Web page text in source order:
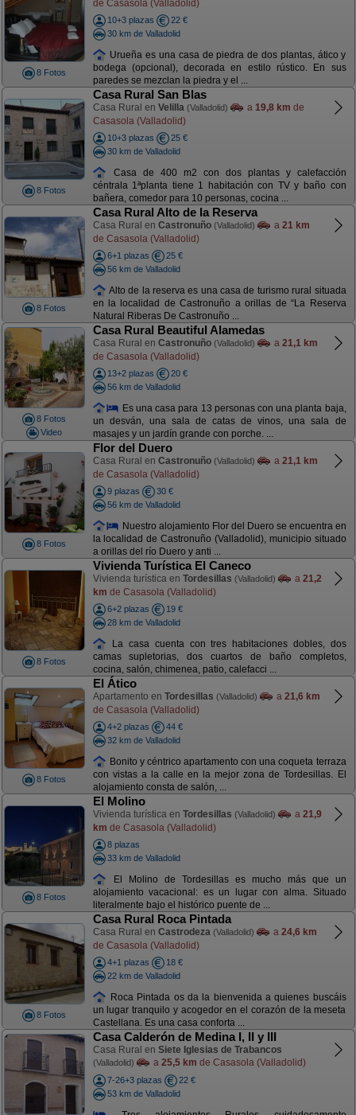
8 Fotos
de Casasola (Valladolid)
10+3 plazas
22 €
30 km de Valladolid
Urueña es una casa de piedra de dos plantas, ático y
bodega (opcional), decorada en estilo rústico. En sus
paredes se mezclan la piedra y el ...
8 Fotos
Casa Rural San Blas
Casa Rural en Velilla (Valladolid) a 19,8 km de
Casasola (Valladolid)
10+3 plazas
25 €
30 km de Valladolid
Casa de 400 m2 con dos plantas y calefacción
céntrala 1ªplanta tiene 1 habitación con TV y baño con
bañera, comedor para 10 personas, cocina ...
8 Fotos
Casa Rural Alto de la Reserva
Casa Rural en Castronuño (Valladolid) a 21 km
de Casasola (Valladolid)
6+1 plazas
25 €
56 km de Valladolid
Alto de la reserva es una casa de turismo rural situada
en la localidad de Castronuño a orillas de “La Reserva
Natural Riberas De Castronuño ...
8 Fotos
Video
Casa Rural Beautiful Alamedas
Casa Rural en Castronuño (Valladolid) a 21,1 km
de Casasola (Valladolid)
13+2 plazas
20 €
56 km de Valladolid
Es una casa para 13 personas con una planta baja,
un desván, una sala de catas de vinos, una sala de
masajes y un jardín grande con porche. ...
8 Fotos
Flor del Duero
Casa Rural en Castronuño (Valladolid) a 21,1 km
de Casasola (Valladolid)
9 plazas
30 €
56 km de Valladolid
Nuestro alojamiento Flor del Duero se encuentra en
la localidad de Castronuño (Valladolid), municipio situado
a orillas del río Duero y anti ...
8 Fotos
Vivienda Turística El Caneco
Vivienda turística en Tordesillas (Valladolid) a 21,2
km de Casasola (Valladolid)
6+2 plazas
19 €
28 km de Valladolid
La casa cuenta con tres habitaciones dobles, dos
camas supletorias, dos cuartos de baño completos,
cocina, salón, chimenea, patio, calefacci ...
8 Fotos
El Ático
Apartamento en Tordesillas (Valladolid) a 21,6 km
de Casasola (Valladolid)
4+2 plazas
44 €
32 km de Valladolid
Bonito y céntrico apartamento con una coqueta terraza
con vistas a la calle en la mejor zona de Tordesillas. El
alojamiento consta de salón, ...
8 Fotos
El Molino
Vivienda turística en Tordesillas (Valladolid) a 21,9
km de Casasola (Valladolid)
8 plazas
33 km de Valladolid
El Molino de Tordesillas es mucho más que un
alojamiento vacacional: es un lugar con alma. Situado
literalmente bajo el histórico puente de ...
8 Fotos
Casa Rural Roca Pintada
Casa Rural en Castrodeza (Valladolid) a 24,6 km
de Casasola (Valladolid)
4+1 plazas
18 €
22 km de Valladolid
Roca Pintada os da la bienvenida a quienes buscáis
un lugar tranquilo y acogedor en el corazón de la meseta
Castellana. Es una casa conforta ...
Casa Calderón de Medina I, II y III
Casa Rural en Siete Iglesias de Trabancos
(Valladolid) a 25,5 km de Casasola (Valladolid)
7-26+3 plazas
22 €
53 km de Valladolid